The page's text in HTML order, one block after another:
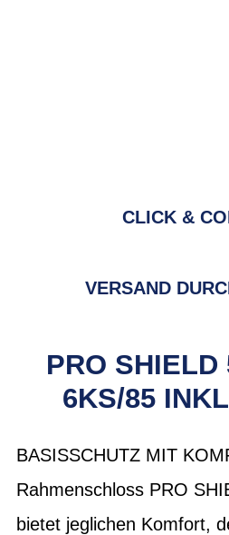
CLICK &
VERSAND
PRO SHIELD
6KS/85
BASISSCHUTZ MIT
Rahmenschloss PRO
bietet jeglichen Komfort,